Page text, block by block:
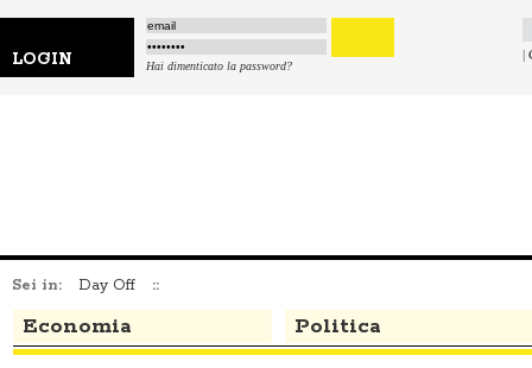
LOGIN Hai dimenticato la password?
|
Sei in: Day Off ::
Economia Politica